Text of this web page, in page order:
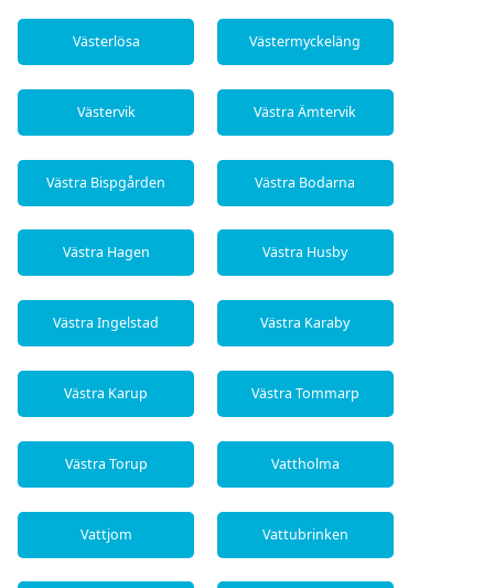
Västerlösa Västermyckeläng
Västervik Västra Ämtervik
Västra Bispgården Västra Bodarna
Västra Hagen Västra Husby
Västra Ingelstad Västra Karaby
Västra Karup Västra Tommarp
Västra Torup Vattholma
Vattjom Vattubrinken